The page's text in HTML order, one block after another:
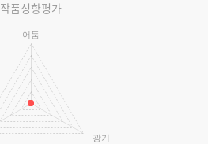
작품성향평가
어둠
광기